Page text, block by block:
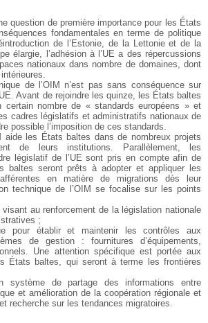
question de première importance pour les États
fondamentales en terme de politique
de l’Estonie, de la Lettonie et de la
élargie, l’adhésion à l’UE a des répercussions
nationaux dans nombre de domaines, dont
de l’OIM n’est pas sans conséquence sur
Avant de rejoindre les quinze, les États baltes
certain nombre de « standards européens » et
cadres législatifs et administratifs nationaux de
possible l’imposition de ces standards.
aide les États baltes dans de nombreux projets
de leurs institutions. Parallèlement, les
législatif de l’UE sont pris en compte afin de
baltes seront prêts à adopter et appliquer les
afférentes en matière de migrations dès leur
technique de l’OIM se focalise sur les points
au renforcement de la législation nationale
;
pour établir et maintenir les contrôles aux
de gestion : fournitures d’équipements,
Une attention spécifique est portée aux
États baltes, qui seront à terme les frontières
système de partage des informations entre
et amélioration de la coopération régionale et
recherche sur les tendances migratoires.